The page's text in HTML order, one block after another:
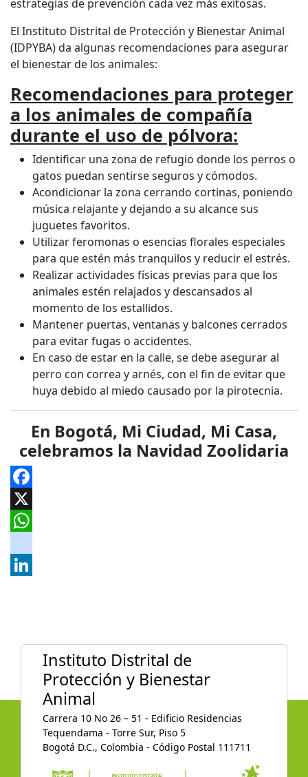
estrategias de prevención cada vez más exitosas.
El Instituto Distrital de Protección y Bienestar Animal
(IDPYBA) da algunas recomendaciones para asegurar
el bienestar de los animales:
Recomendaciones para proteger
a los animales de compañía
durante el uso de pólvora:
Identificar una zona de refugio donde los perros o
gatos puedan sentirse seguros y cómodos.
Acondicionar la zona cerrando cortinas, poniendo
música relajante y dejando a su alcance sus
juguetes favoritos.
Utilizar feromonas o esencias florales especiales
para que estén más tranquilos y reducir el estrés.
Realizar actividades físicas previas para que los
animales estén relajados y descansados al
momento de los estallidos.
Mantener puertas, ventanas y balcones cerrados
para evitar fugas o accidentes.
En caso de estar en la calle, se debe asegurar al
perro con correa y arnés, con el fin de evitar que
huya debido al miedo causado por la pirotecnia.
En Bogotá, Mi Ciudad, Mi Casa,
celebramos la Navidad Zoolidaria
Facebook
X
instagram
Instituto Distrital de
Protección y Bienestar
Animal
Carrera 10 No 26 – 51 - Edificio Residencias
Tequendama - Torre Sur, Piso 5
Bogotá D.C., Colombia - Código Postal 111711